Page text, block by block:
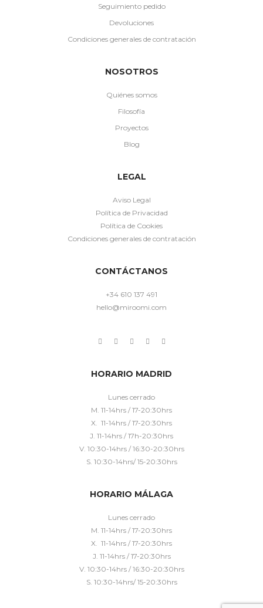
Seguimiento pedido
Devoluciones
Condiciones generales de contratación
NOSOTROS
Quiénes somos
Filosofía
Proyectos
Blog
LEGAL
Aviso Legal
Política de Privacidad
Política de Cookies
Condiciones generales de contratación
CONTÁCTANOS
+34 610 137 491
hello@miroomi.com
HORARIO MADRID
Lunes cerrado
M. 11-14hrs / 17-20:30hrs
X. 11-14hrs / 17-20:30hrs
J. 11-14hrs / 17h-20:30hrs
V. 10:30-14hrs / 16:30-20:30hrs
S. 10:30-14hrs/ 15-20:30hrs
HORARIO MÁLAGA
Lunes cerrado
M. 11-14hrs / 17-20:30hrs
X. 11-14hrs / 17-20:30hrs
J. 11-14hrs / 17-20:30hrs
V. 10:30-14hrs / 16:30-20:30hrs
S. 10:30-14hrs/ 15-20:30hrs